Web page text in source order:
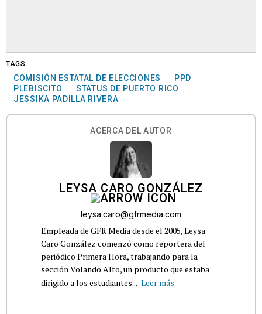
TAGS
COMISIÓN ESTATAL DE ELECCIONES
PPD
PLEBISCITO
STATUS DE PUERTO RICO
JESSIKA PADILLA RIVERA
ACERCA DEL AUTOR
LEYSA CARO GONZÁLEZ
leysa.caro@gfrmedia.com
Empleada de GFR Media desde el 2005, Leysa
Caro González comenzó como reportera del
periódico Primera Hora, trabajando para la
sección Volando Alto, un producto que estaba
dirigido a los estudiantes... Leer más